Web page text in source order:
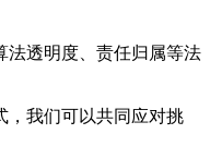
法透明度、责任归属等法
，我们可以共同应对挑